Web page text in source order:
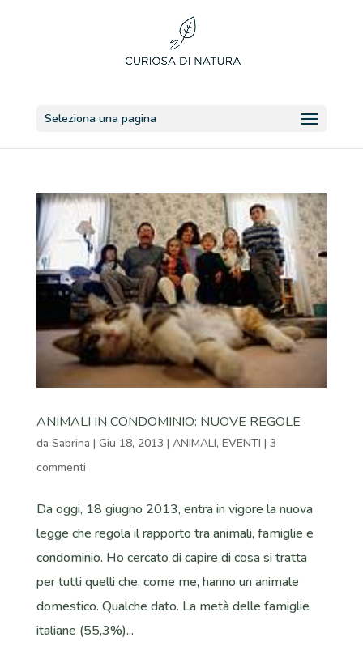
Seleziona una pagina
ANIMALI IN CONDOMINIO: NUOVE REGOLE
da Sabrina | Giu 18, 2013 | ANIMALI, EVENTI | 3
commenti
Da oggi, 18 giugno 2013, entra in vigore la nuova
legge che regola il rapporto tra animali, famiglie e
condominio. Ho cercato di capire di cosa si tratta
per tutti quelli che, come me, hanno un animale
domestico. Qualche dato. La metà delle famiglie
italiane (55,3%)...